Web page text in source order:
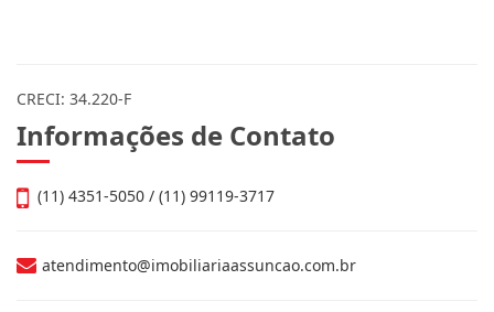
CRECI: 34.220-F
Informações de Contato
(11) 4351-5050 / (11) 99119-3717
atendimento@imobiliariaassuncao.com.br